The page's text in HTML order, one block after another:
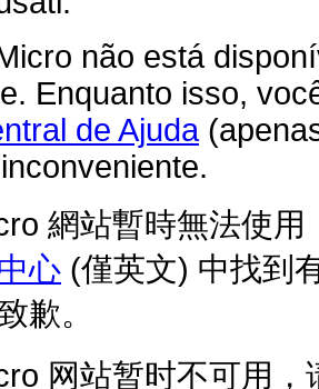
não está
Enquanto isso,
de Ajuda
網站暫時無法使
心 (僅英文) 中找到
歉。
网站暂时不可用